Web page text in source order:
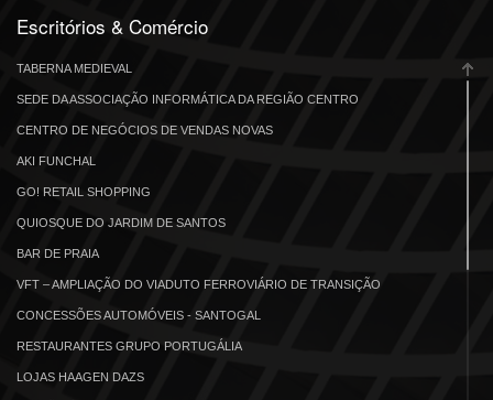
Escritórios & Comércio
TABERNA MEDIEVAL
SEDE DA ASSOCIAÇÃO INFORMÁTICA DA REGIÃO CENTRO
CENTRO DE NEGÓCIOS DE VENDAS NOVAS
AKI FUNCHAL
GO! RETAIL SHOPPING
QUIOSQUE DO JARDIM DE SANTOS
BAR DE PRAIA
VFT – AMPLIAÇÃO DO VIADUTO FERROVIÁRIO DE TRANSIÇÃO
CONCESSÕES AUTOMÓVEIS - SANTOGAL
RESTAURANTES GRUPO PORTUGÁLIA
LOJAS HAAGEN DAZS